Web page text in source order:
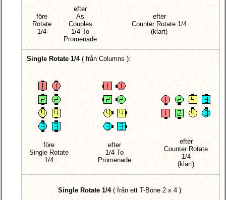
före
Rotate
1/4
efter
As
Couples
1/4 To
Promenade
efter
Counter Rotate 1/4
(klart)
Single Rotate 1/4( från Columns ):
före
Single Rotate
1/4
efter
1/4 To
Promenade
efter
Counter Rotate
1/4
(klart)
Single Rotate 1/4( från ett T-Bone 2 x 4 ):